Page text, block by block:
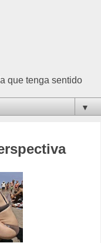
que tenga sentido
▼